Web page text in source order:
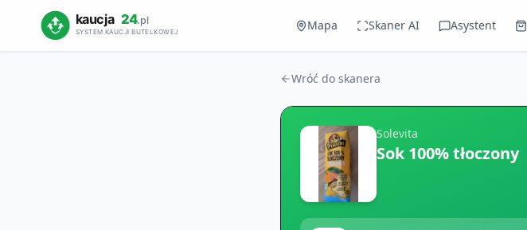
Mapa Skaner AI Asystent
Wróć do skanera
Solevita
Sok 100% tłoczony